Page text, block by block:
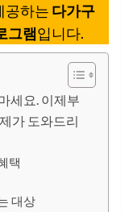
공하는 다가구
그램입니다.
세요. 이제부
가 도와드리
택
대상